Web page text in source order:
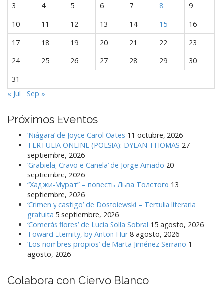
a
d
a
s
3
4 5 6 7 8
9
10
11 12 13 14 15
16
17
18 19 20 21 22
23
24
25 26 27 28 29
30
31
« Jul
Sep »
Próximos Eventos
‘Niágara’ de Joyce Carol Oates 11 octubre, 2026
TERTULIA ONLINE (POESIA): DYLAN THOMAS 27
septiembre, 2026
‘Grabiela, Cravo e Canela’ de Jorge Amado 20
septiembre, 2026
“Хаджи-Мурат” – повесть Льва Толстого 13
septiembre, 2026
‘Crimen y castigo’ de Dostoiewski – Tertulia literaria
gratuita 5 septiembre, 2026
‘Comerás flores’ de Lucía Solla Sobral 15 agosto, 2026
Toward Eternity, by Anton Hur 8 agosto, 2026
‘Los nombres propios’ de Marta Jiménez Serrano 1
agosto, 2026
Colabora con Ciervo Blanco